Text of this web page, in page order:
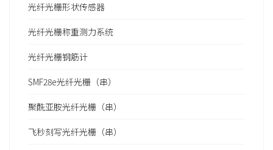
光纤光栅形状传感器
光纤光栅称重测力系统
光纤光栅钢筋计
SMF28e光纤光栅（串）
聚酰亚胺光纤光栅（串）
飞秒刻写光纤光栅（串）